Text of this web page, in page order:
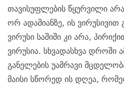
თავისუფლების წყურვილი
ორ ადამიანზე, ის
ვირუსი საშიში კი არა,
ვირუსია. სხვადასხვა დროში
განელების უამრავი
მაისი სწორედ ის დღეა,